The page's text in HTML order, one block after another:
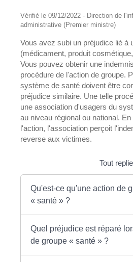
Vérifié le 09/12/2022 - Direction de
administrative (Premier ministre)
Vous avez subi un préjudice lié à
(médicament, produit
Vous pouvez obtenir une
procédure de l'action de groupe.
système de santé doivent être
préjudice similaire. Une telle
une association d'usagers du
au niveau régional ou national.
l'action, l'association perçoit
reverse aux victimes.
Tout
Qu'est-ce qu'une action de
« santé » ?
Quel préjudice est réparé
de groupe « santé » ?